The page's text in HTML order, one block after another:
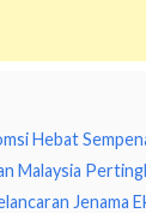
Hebat
Malaysia
Jenama